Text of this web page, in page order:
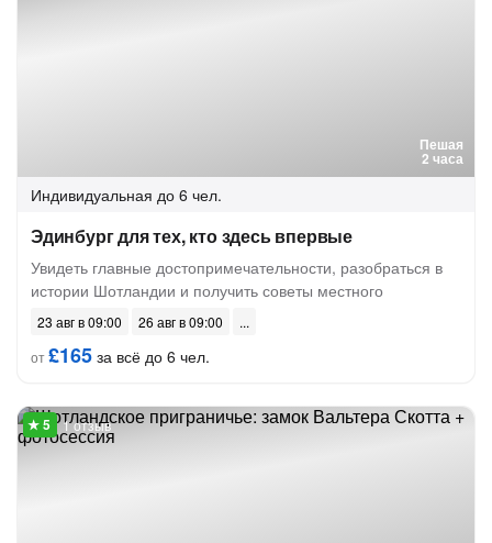
Пешая
2 часа
Индивидуальная до 6 чел.
Эдинбург для тех, кто здесь впервые
Увидеть главные достопримечательности, разобраться в
истории Шотландии и получить советы местного
23 авг в 09:00
26 авг в 09:00
от£165 за всё до 6 чел.
1 отзыв